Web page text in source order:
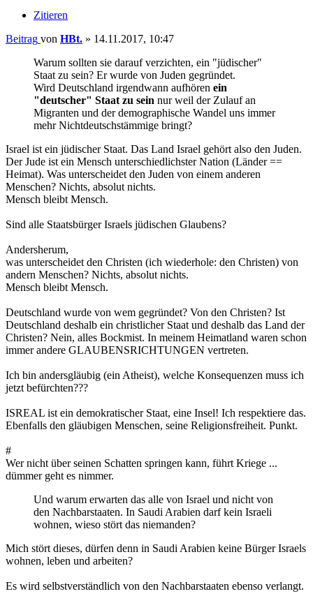
Zitieren
Beitrag von HBt. » 14.11.2017, 10:47
Warum sollten sie darauf verzichten, ein "jüdischer"
Staat zu sein? Er wurde von Juden gegründet.
Wird Deutschland irgendwann aufhören ein
"deutscher" Staat zu sein nur weil der Zulauf an
Migranten und der demographische Wandel uns immer
mehr Nichtdeutschstämmige bringt?
Israel ist ein jüdischer Staat. Das Land Israel gehört also den Juden.
Der Jude ist ein Mensch unterschiedlichster Nation (Länder ==
Heimat). Was unterscheidet den Juden von einem anderen
Menschen? Nichts, absolut nichts.
Mensch bleibt Mensch.
Sind alle Staatsbürger Israels jüdischen Glaubens?
Andersherum,
was unterscheidet den Christen (ich wiederhole: den Christen) von
andern Menschen? Nichts, absolut nichts.
Mensch bleibt Mensch.
Deutschland wurde von wem gegründet? Von den Christen? Ist
Deutschland deshalb ein christlicher Staat und deshalb das Land der
Christen? Nein, alles Bockmist. In meinem Heimatland waren schon
immer andere GLAUBENSRICHTUNGEN vertreten.
Ich bin andersgläubig (ein Atheist), welche Konsequenzen muss ich
jetzt befürchten???
ISREAL ist ein demokratischer Staat, eine Insel! Ich respektiere das.
Ebenfalls den gläubigen Menschen, seine Religionsfreiheit. Punkt.
#
Wer nicht über seinen Schatten springen kann, führt Kriege ...
dümmer geht es nimmer.
Und warum erwarten das alle von Israel und nicht von
den Nachbarstaaten. In Saudi Arabien darf kein Israeli
wohnen, wieso stört das niemanden?
Mich stört dieses, dürfen denn in Saudi Arabien keine Bürger Israels
wohnen, leben und arbeiten?
Es wird selbstverständlich von den Nachbarstaaten ebenso verlangt.